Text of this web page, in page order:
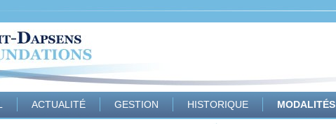
ACTUALITÉ GESTION HISTORIQUE MODALITÉS